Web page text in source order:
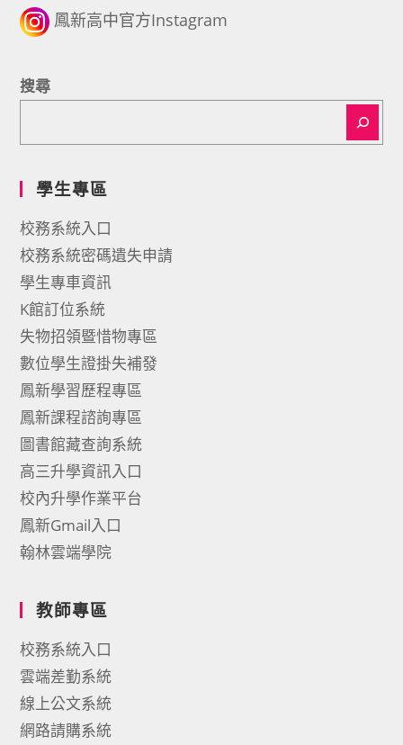
鳳新高中官方Instagram
搜尋
學生專區
校務系統入口
校務系統密碼遺失申請
學生專車資訊
K館訂位系統
失物招領暨惜物專區
數位學生證掛失補發
鳳新學習歷程專區
鳳新課程諮詢專區
圖書館藏查詢系統
高三升學資訊入口
校內升學作業平台
鳳新Gmail入口
翰林雲端學院
教師專區
校務系統入口
雲端差勤系統
線上公文系統
網路請購系統